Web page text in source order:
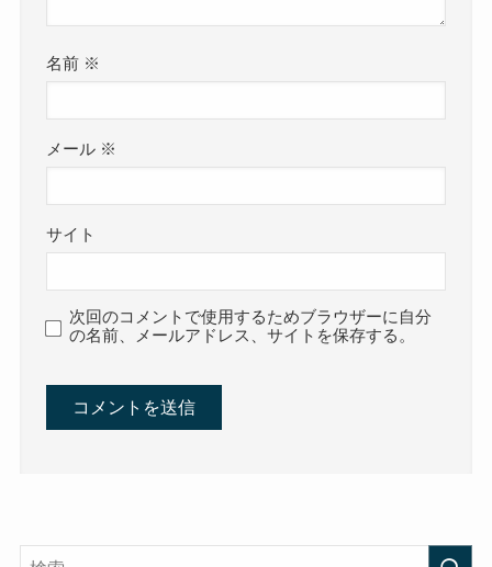
名前 ※
メール ※
サイト
次回のコメントで使用するためブラウザーに自分
の名前、メールアドレス、サイトを保存する。